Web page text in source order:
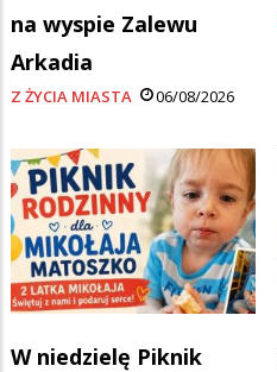
na wyspie Zalewu
Arkadia
Z ŻYCIA MIASTA 06/08/2026
W niedzielę Piknik